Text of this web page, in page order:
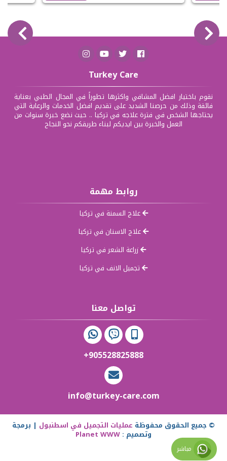
Turkey Care
نقوم باختيار افضل المشافي واكثرها تطوراً في المجال الطبي بعناية
فائقة وذلك من حرصنا الشديد على تقديم افضل الخدمات والرعاية التي
يحتاجها الشخص في فترة علاجه في تركيا .. حيث نضع خبرة سنوات من
العمل والخبرة بين ايديكم لبناء طريقكم نحو النجاح
روابط مهمة
علاج السمنة في تركيا
علاج الاسنان في تركيا
زراعة الشعر في تركيا
تجميل الانف في تركيا
تواصل معنا
+905528825888
info@turkey-care.com
مباشر
© جميع الحقوق محفوظة عمليات التجميل في اسطنبول | برمجة
وتصميم : Planet WWW